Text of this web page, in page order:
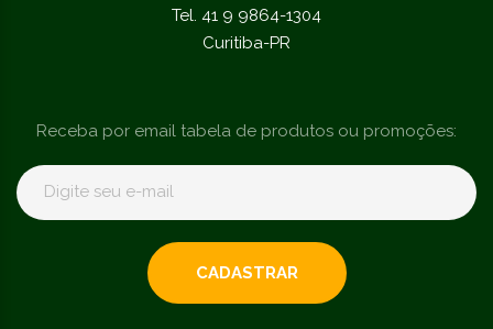
Tel. 41 9 9864-1304
Curitiba-PR
Receba por email tabela de produtos ou promoções:
CADASTRAR